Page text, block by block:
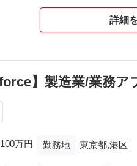
詳細
】製造業/業務
万円 勤務地 東京都,港区